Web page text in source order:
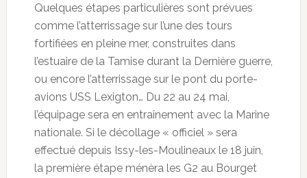
Quelques étapes particulières sont prévues
comme l’atterrissage sur l’une des tours
fortifiées en pleine mer, construites dans
l’estuaire de la Tamise durant la Dernière guerre,
ou encore l’atterrissage sur le pont du porte-
avions USS Lexigton… Du 22 au 24 mai,
l’équipage sera en entraînement avec la Marine
nationale. Si le décollage « officiel » sera
effectué depuis Issy-les-Moulineaux le 18 juin,
la première étape ménèra les G2 au Bourget